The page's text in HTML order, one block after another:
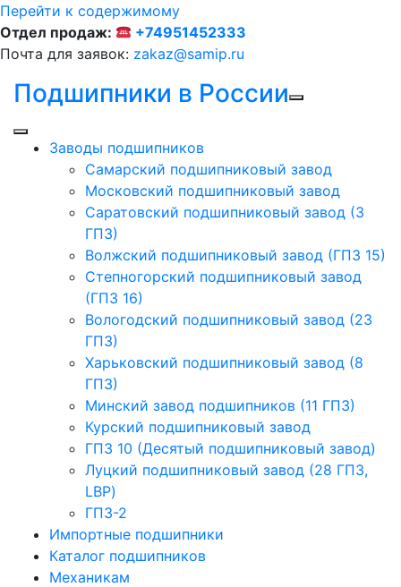
Перейти к содержимому
Отдел продаж:
+74951452333
Почта для заявок: zakaz@samip.ru
Подшипники в России
Заводы подшипников
Cамарский подшипниковый завод
Московский подшипниковый завод
Саратовский подшипниковый завод (3
ГПЗ)
Волжский подшипниковый завод (ГПЗ 15)
Степногорский подшипниковый завод
(ГПЗ 16)
Вологодский подшипниковый завод (23
ГПЗ)
Харьковский подшипниковый завод (8
ГПЗ)
Минский завод подшипников (11 ГПЗ)
Курский подшипниковый завод
ГПЗ 10 (Десятый подшипниковый завод)
Луцкий подшипниковый завод (28 ГПЗ,
LBP)
ГПЗ-2
Импортные подшипники
Каталог подшипников
Механикам